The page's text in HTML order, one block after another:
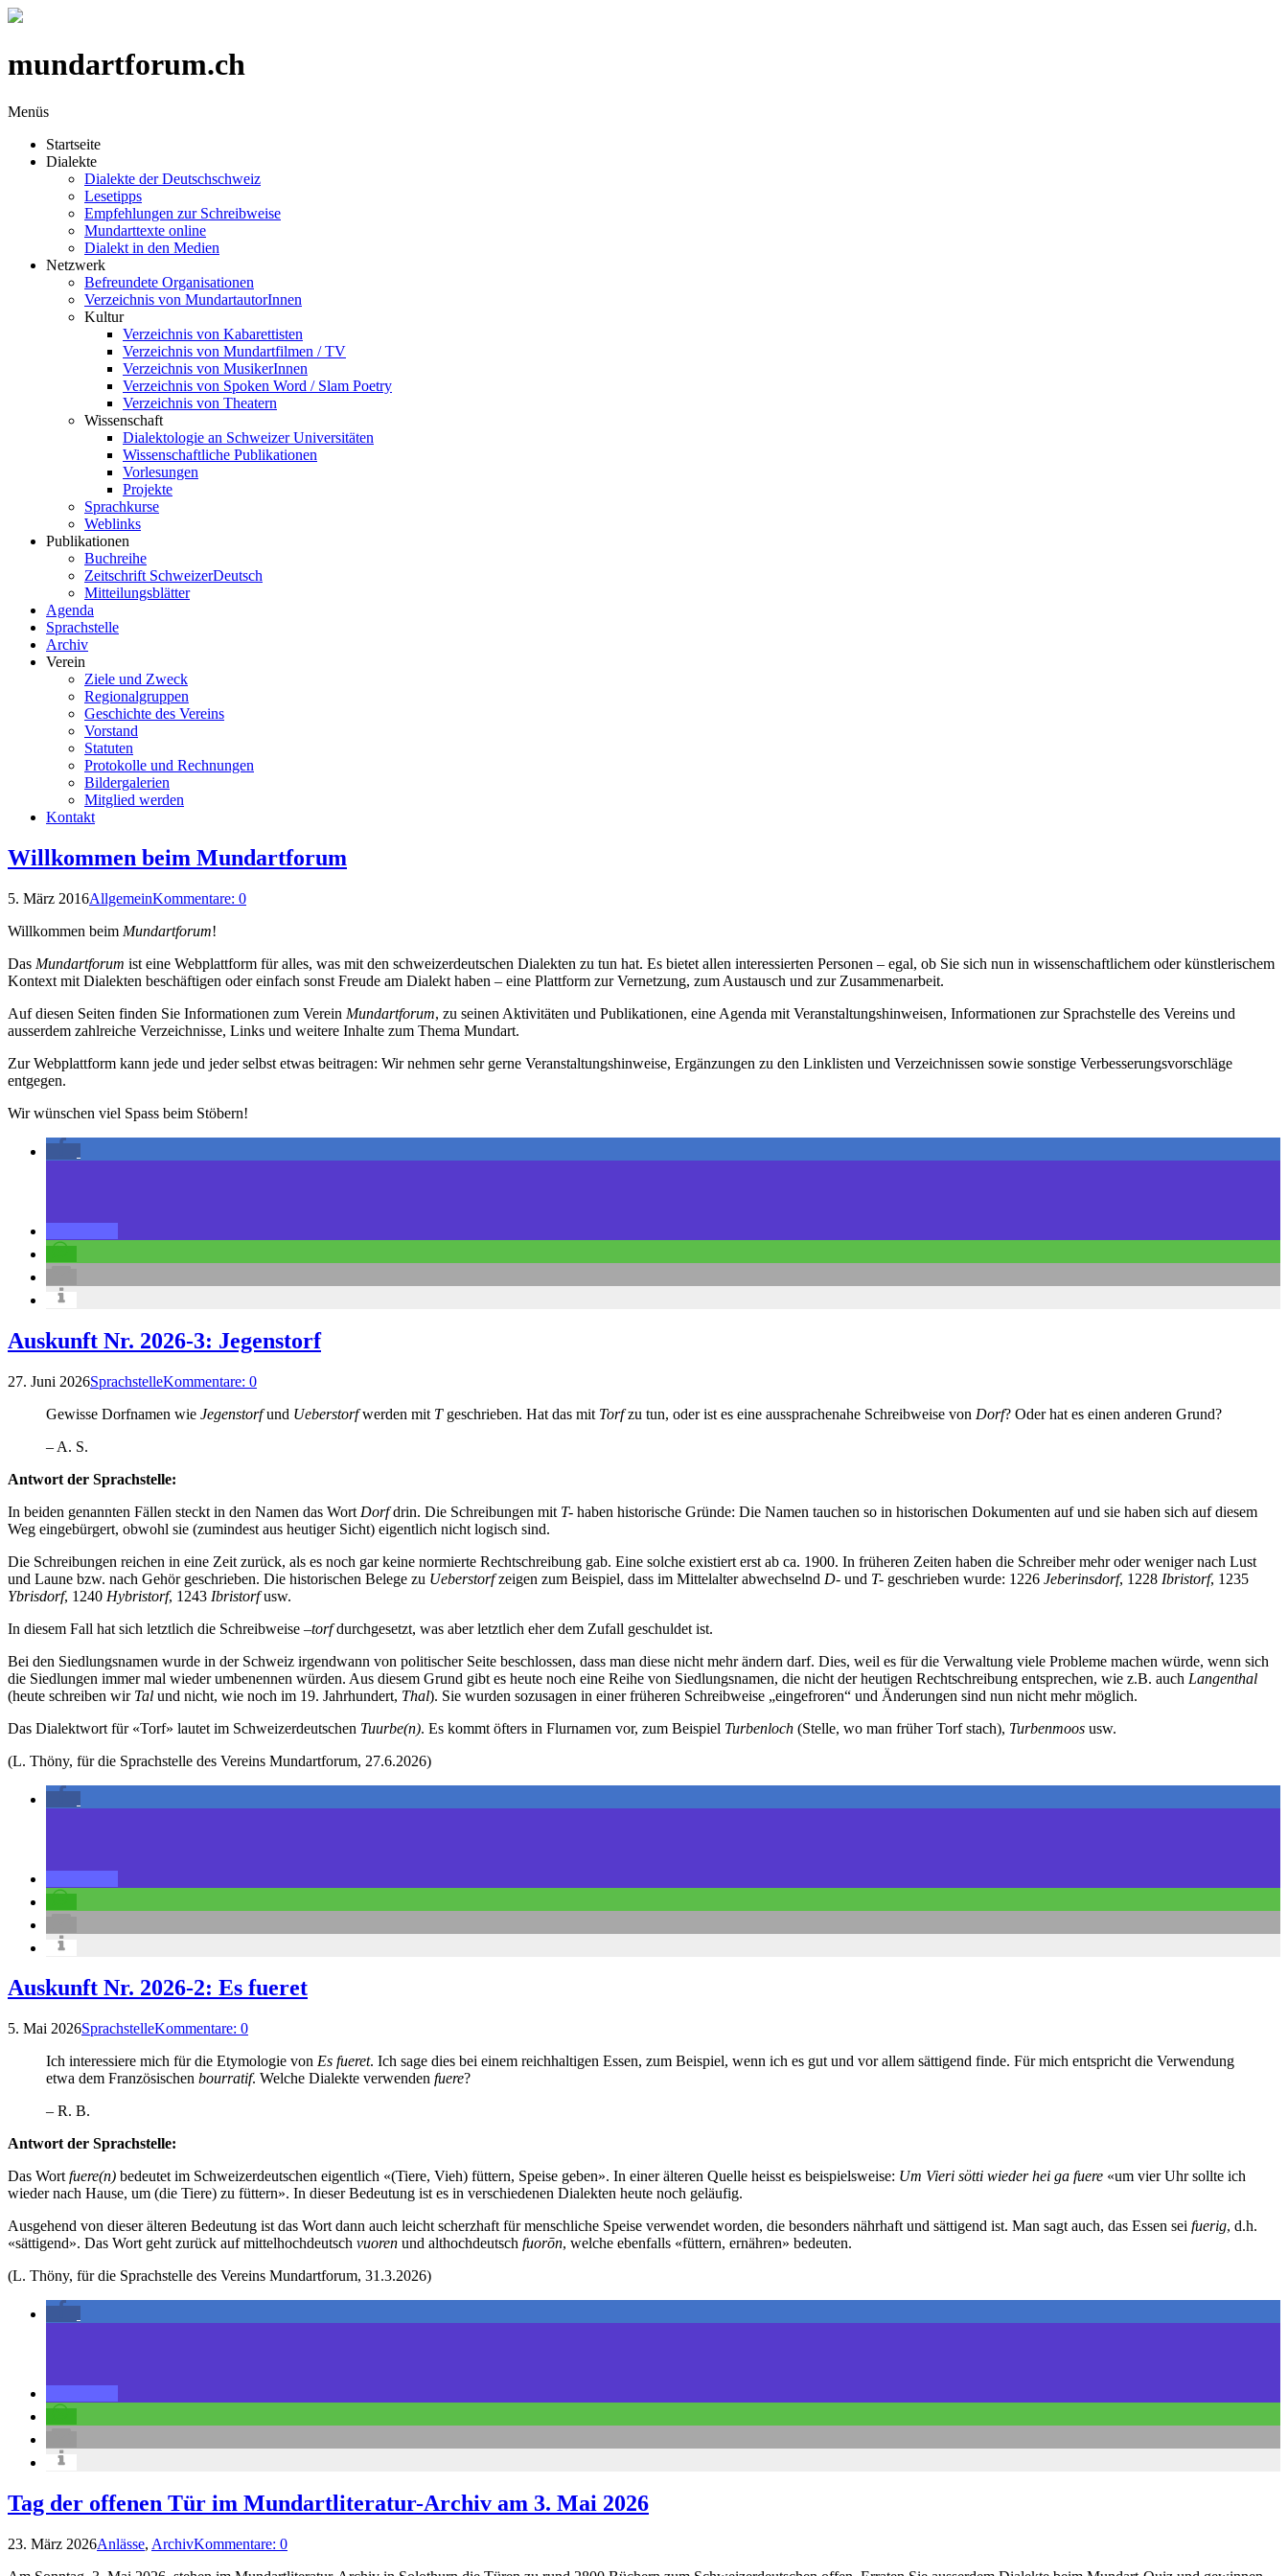
mundartforum.ch
Menüs
Startseite
Dialekte
Dialekte der Deutschschweiz
Lesetipps
Empfehlungen zur Schreibweise
Mundarttexte online
Dialekt in den Medien
Netzwerk
Befreundete Organisationen
Verzeichnis von MundartautorInnen
Kultur
Verzeichnis von Kabarettisten
Verzeichnis von Mundartfilmen / TV
Verzeichnis von MusikerInnen
Verzeichnis von Spoken Word / Slam Poetry
Verzeichnis von Theatern
Wissenschaft
Dialektologie an Schweizer Universitäten
Wissenschaftliche Publikationen
Vorlesungen
Projekte
Sprachkurse
Weblinks
Publikationen
Buchreihe
Zeitschrift SchweizerDeutsch
Mitteilungsblätter
Agenda
Sprachstelle
Archiv
Verein
Ziele und Zweck
Regionalgruppen
Geschichte des Vereins
Vorstand
Statuten
Protokolle und Rechnungen
Bildergalerien
Mitglied werden
Kontakt
Willkommen beim Mundartforum
5. März 2016AllgemeinKommentare: 0
Willkommen beim Mundartforum!
Das Mundartforum ist eine Webplattform für alles, was mit den schweizerdeutschen Dialekten zu tun hat. Es bietet allen interessierten Personen – egal, ob Sie sich nun in wissenschaftlichem oder künstlerischem
Kontext mit Dialekten beschäftigen oder einfach sonst Freude am Dialekt haben – eine Plattform zur Vernetzung, zum Austausch und zur Zusammenarbeit.
Auf diesen Seiten finden Sie Informationen zum Verein Mundartforum, zu seinen Aktivitäten und Publikationen, eine Agenda mit Veranstaltungshinweisen, Informationen zur Sprachstelle des Vereins und
ausserdem zahlreiche Verzeichnisse, Links und weitere Inhalte zum Thema Mundart.
Zur Webplattform kann jede und jeder selbst etwas beitragen: Wir nehmen sehr gerne Veranstaltungshinweise, Ergänzungen zu den Linklisten und Verzeichnissen sowie sonstige Verbesserungsvorschläge
entgegen.
Wir wünschen viel Spass beim Stöbern!
Auskunft Nr. 2026-3: Jegenstorf
27. Juni 2026SprachstelleKommentare: 0
Gewisse Dorfnamen wie Jegenstorfund Ueberstorfwerden mit Tgeschrieben. Hat das mit Torfzu tun, oder ist es eine aussprachenahe Schreibweise von Dorf? Oder hat es einen anderen Grund?
– A. S.
Antwort der Sprachstelle:
In beiden genannten Fällen steckt in den Namen das Wort Dorfdrin. Die Schreibungen mit T- haben historische Gründe: Die Namen tauchen so in historischen Dokumenten auf und sie haben sich auf diesem
Weg eingebürgert, obwohl sie (zumindest aus heutiger Sicht) eigentlich nicht logisch sind.
Die Schreibungen reichen in eine Zeit zurück, als es noch gar keine normierte Rechtschreibung gab. Eine solche existiert erst ab ca. 1900. In früheren Zeiten haben die Schreiber mehr oder weniger nach Lust
und Laune bzw. nach Gehör geschrieben. Die historischen Belege zu Ueberstorfzeigen zum Beispiel, dass im Mittelalter abwechselnd D- und T- geschrieben wurde: 1226 Jeberinsdorf, 1228 Ibristorf, 1235
Ybrisdorf, 1240 Hybristorf, 1243 Ibristorfusw.
In diesem Fall hat sich letztlich die Schreibweise –torfdurchgesetzt, was aber letztlich eher dem Zufall geschuldet ist.
Bei den Siedlungsnamen wurde in der Schweiz irgendwann von politischer Seite beschlossen, dass man diese nicht mehr ändern darf. Dies, weil es für die Verwaltung viele Probleme machen würde, wenn sich
die Siedlungen immer mal wieder umbenennen würden. Aus diesem Grund gibt es heute noch eine Reihe von Siedlungsnamen, die nicht der heutigen Rechtschreibung entsprechen, wie z.B. auch Langenthal
(heute schreiben wir Tal und nicht, wie noch im 19. Jahrhundert, Thal). Sie wurden sozusagen in einer früheren Schreibweise „eingefroren“ und Änderungen sind nun nicht mehr möglich.
Das Dialektwort für «Torf» lautet im Schweizerdeutschen Tuurbe(n). Es kommt öfters in Flurnamen vor, zum Beispiel Turbenloch (Stelle, wo man früher Torf stach), Turbenmoos usw.
(L. Thöny, für die Sprachstelle des Vereins Mundartforum, 27.6.2026)
Auskunft Nr. 2026-2: Es fueret
5. Mai 2026SprachstelleKommentare: 0
Ich interessiere mich für die Etymologie von Es fueret. Ich sage dies bei einem reichhaltigen Essen, zum Beispiel, wenn ich es gut und vor allem sättigend finde. Für mich entspricht die Verwendung
etwa dem Französischen bourratif. Welche Dialekte verwenden fuere?
– R. B.
Antwort der Sprachstelle:
Das Wort fuere(n) bedeutet im Schweizerdeutschen eigentlich «(Tiere, Vieh) füttern, Speise geben». In einer älteren Quelle heisst es beispielsweise: Um Vieri sötti wieder hei ga fuere «um vier Uhr sollte ich
wieder nach Hause, um (die Tiere) zu füttern». In dieser Bedeutung ist es in verschiedenen Dialekten heute noch geläufig.
Ausgehend von dieser älteren Bedeutung ist das Wort dann auch leicht scherzhaft für menschliche Speise verwendet worden, die besonders nährhaft und sättigend ist. Man sagt auch, das Essen sei fuerig, d.h.
«sättigend». Das Wort geht zurück auf mittelhochdeutsch vuoren und althochdeutsch fuorōn, welche ebenfalls «füttern, ernähren» bedeuten.
(L. Thöny, für die Sprachstelle des Vereins Mundartforum, 31.3.2026)
Tag der offenen Tür im Mundartliteratur-Archiv am 3. Mai 2026
23. März 2026Anlässe, ArchivKommentare: 0